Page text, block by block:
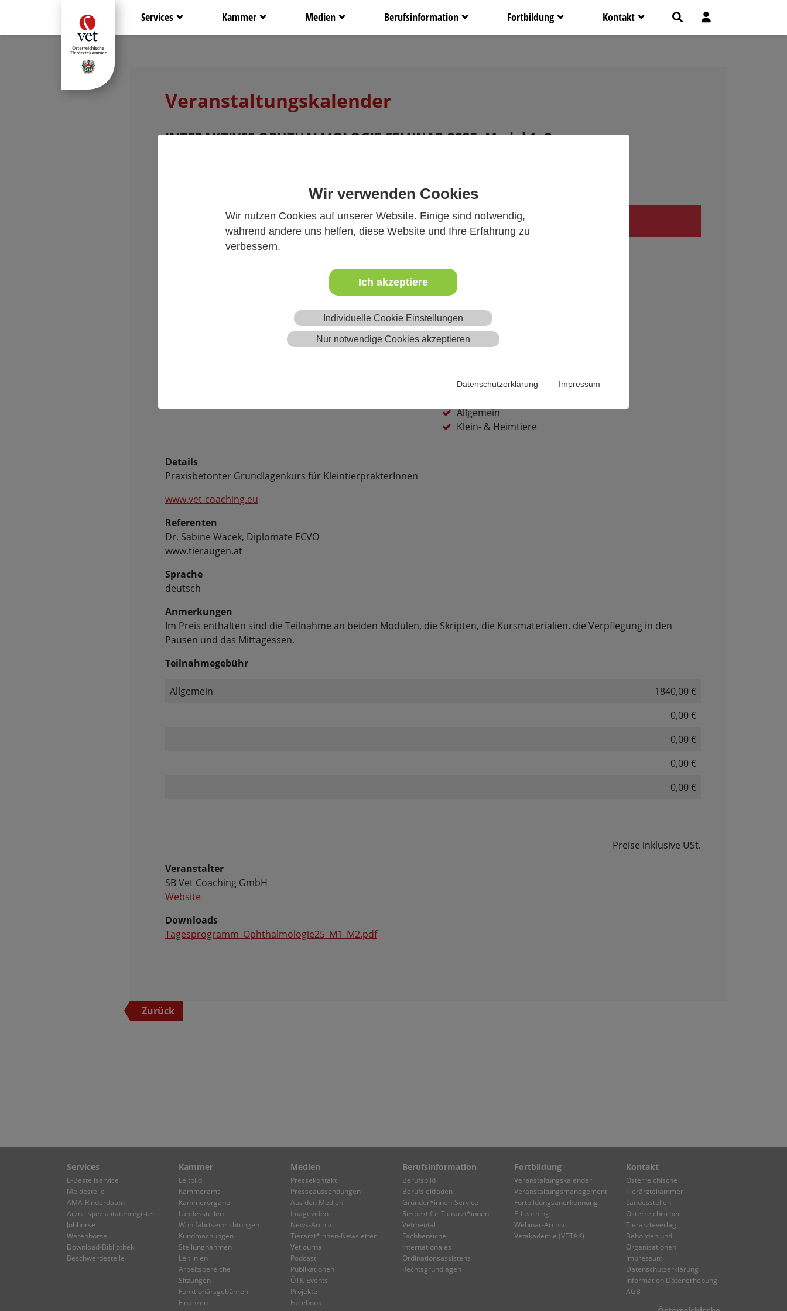
Wir verwenden Cookies
Wir nutzen Cookies auf unserer Website. Einige sind notwendig,
während andere uns helfen, diese Website und Ihre Erfahrung zu
verbessern.
Ich akzeptiere
Individuelle Cookie Einstellungen
Nur notwendige Cookies akzeptieren
Datenschutzerklärung Impressum
Services Kammer Medien Berufsinformation Fortbildung Kontakt
Veranstaltungskalender
INTERAKTIVES OPHTHALMOLOGIE-SEMINAR 2025, Modul 1+2
Restplätze auf Anfrage.
Datum und Zeit
Von 18.01. bis 19.01.2025 von 09:00 Uhr bis 17:00 Uhr
Interesse an der Ophthalmologie
Bildungsstunden
14,0 FTA Kleintiere
Kategorie(n)
Fachbereich(e)
Allgemein
Klein- & Heimtiere
Details
Praxisbetonter Grundlagenkurs für KleintierprakterInnen
www.vet-coaching.eu
Referenten
Dr. Sabine Wacek, Diplomate ECVO
www.tieraugen.at
Sprache
deutsch
Anmerkungen
Im Preis enthalten sind die Teilnahme an beiden Modulen, die Skripten, die Kursmaterialien, die Verpflegung in den
Pausen und das Mittagessen.
Teilnahmegebühr
Allgemein
1840,00 €
0,00 €
0,00 €
0,00 €
0,00 €
Preise inklusive USt.
Veranstalter
SB Vet Coaching GmbH
Website
Downloads
Tagesprogramm_Ophthalmologie25_M1_M2.pdf
Zurück
Services
E-Bestellservice
Meldestelle
AMA-Rinderdaten
Arzneispezialitätenregister
Jobbörse
Warenbörse
Download-Bibliothek
Beschwerdestelle
Kammer
Leitbild
Kammeramt
Kammerorgane
Landesstellen
Wohlfahrtseinrichtungen
Kundmachungen
Stellungnahmen
Leitlinien
Arbeitsbereiche
Sitzungen
Funktionärsgebühren
Finanzen
Medien
Pressekontakt
Presseaussendungen
Aus den Medien
Imagevideo
News-Archiv
Tierärzt*innen-Newsletter
Vetjournal
Podcast
Publikationen
ÖTK-Events
Projekte
Facebook
Berufsinformation
Berufsbild
Berufsleitfaden
Gründer*innen-Service
Respekt für Tierärzt*innen
Vetmental
Fachbereiche
Internationales
Ordinationsassistenz
Rechtsgrundlagen
Fortbildung
Veranstaltungskalender
Veranstaltungsmanagement
Fortbildungsanerkennung
E-Learning
Webinar-Archiv
Vetakademie (VETAK)
Kontakt
Österreichische
Tierärztekammer
Landesstellen
Österreichischer
Tierärzteverlag
Behörden und
Organisationen
Impressum
Datenschutzerklärung
Information Datenerhebung
AGB